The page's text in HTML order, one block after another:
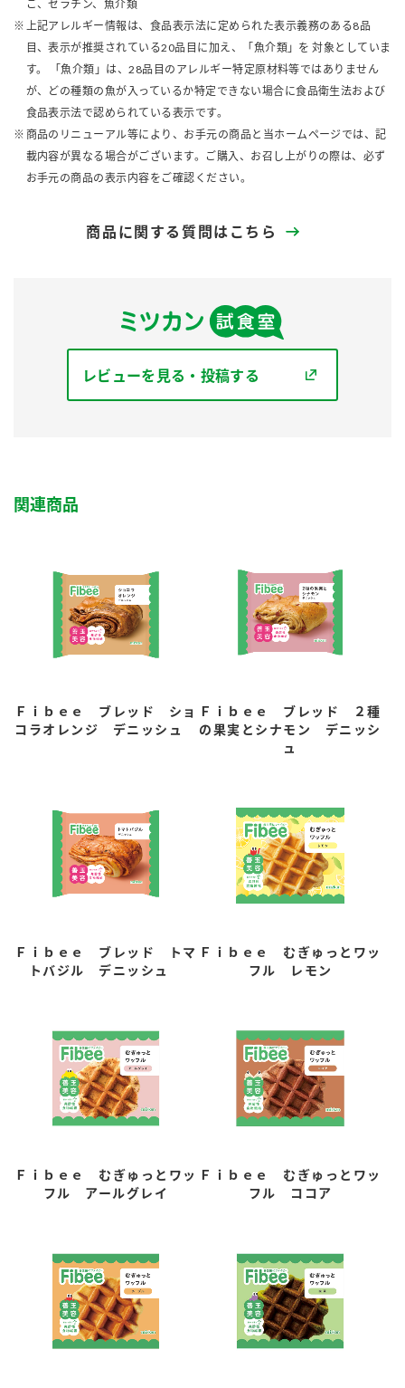
ご、ゼラチン、魚介類
上記アレルギー情報は、食品表示法に定められた表示義務のある8品
目、表示が推奨されている20品目に加え、「魚介類」を 対象としていま
す。 「魚介類」は、28品目のアレルギー特定原材料等ではありません
が、どの種類の魚が入っているか特定できない場合に食品衛生法および
食品表示法で認められている表示です。
商品のリニューアル等により、お手元の商品と当ホームページでは、記
載内容が異なる場合がございます。ご購入、お召し上がりの際は、必ず
お手元の商品の表示内容をご確認ください。
商品に関する質問はこちら
レビューを見る・投稿する
関連商品
Ｆｉｂｅｅ ブレッド ショ
コラオレンジ デニッシュ
Ｆｉｂｅｅ ブレッド ２種
の果実とシナモン デニッシ
ュ
Ｆｉｂｅｅ ブレッド トマ
トバジル デニッシュ
Ｆｉｂｅｅ むぎゅっとワッ
フル レモン
Ｆｉｂｅｅ むぎゅっとワッ
フル アールグレイ
Ｆｉｂｅｅ むぎゅっとワッ
フル ココア